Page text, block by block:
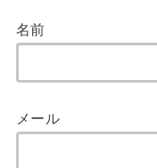
名前
メール